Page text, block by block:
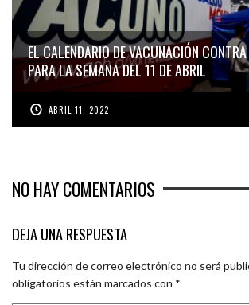
EL CALENDARIO DE VACUNACIÓN
PARA LA SEMANA DEL 11 DE ABRIL
ABRIL 11, 2022
NO HAY COMENTARIOS
DEJA UNA RESPUESTA
Tu dirección de correo electrónico no será
obligatorios están marcados con *